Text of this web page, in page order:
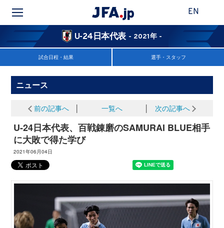
EN
U-24日本代表 - 2021年 -
試合日程・結果 選手・スタッフ
ニュース
前の記事へ 一覧へ 次の記事へ
U-24日本代表、百戦錬磨のSAMURAI BLUE相手
に大敗で得た学び
2021年06月04日